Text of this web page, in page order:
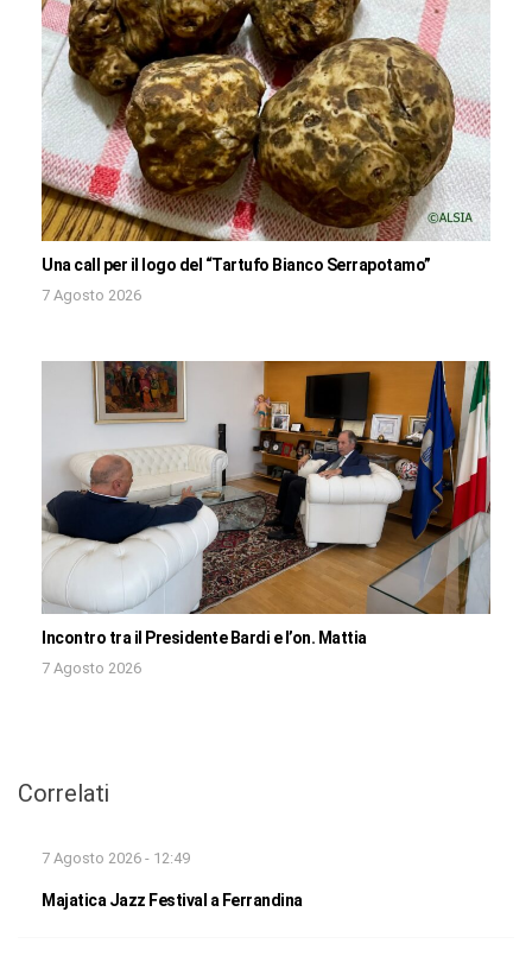
Una call per il logo del “Tartufo Bianco Serrapotamo”
7 Agosto 2026
Incontro tra il Presidente Bardi e l’on. Mattia
7 Agosto 2026
Correlati
7 Agosto 2026 - 12:49
Majatica Jazz Festival a Ferrandina